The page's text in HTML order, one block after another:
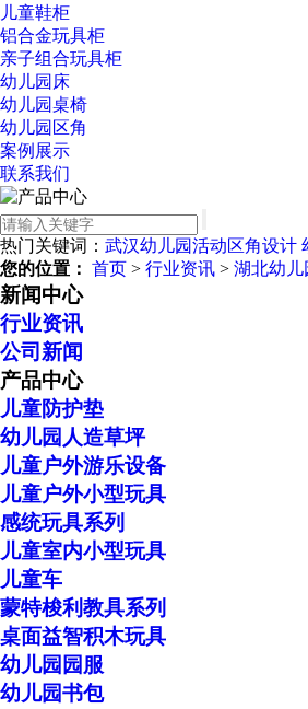
儿童鞋柜
铝合金玩具柜
亲子组合玩具柜
幼儿园床
幼儿园桌椅
幼儿园区角
案例展示
联系我们
热门关键词： 武汉幼儿园活动区角设计
您的位置： 首页 > 行业资讯 > 湖北幼儿
新闻中心
行业资讯
公司新闻
产品中心
儿童防护垫
幼儿园人造草坪
儿童户外游乐设备
儿童户外小型玩具
感统玩具系列
儿童室内小型玩具
儿童车
蒙特梭利教具系列
桌面益智积木玩具
幼儿园园服
幼儿园书包